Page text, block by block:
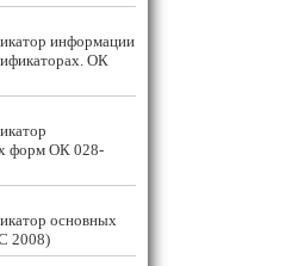
информации
ОК
форм ОК 028-
основных
2008)